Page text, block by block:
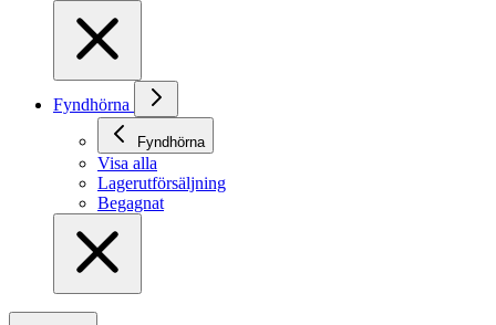
Fyndhörna
Fyndhörna
Visa alla
Lagerutförsäljning
Begagnat